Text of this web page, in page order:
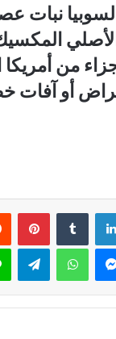
نبات
المكسيك
من
أو آفات
لينكدإن بينتيريست
واتساب